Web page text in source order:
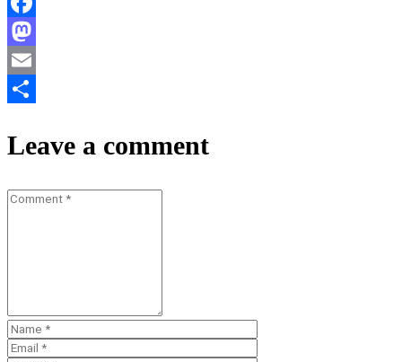
Facebook
Mastodon
Email
Leave a comment